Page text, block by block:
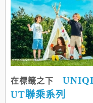
在標籤之下
UT聯乘系列